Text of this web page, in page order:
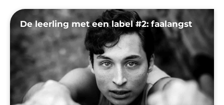
De leerling met een label #2: faalangst